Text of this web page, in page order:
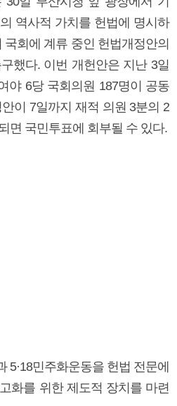
역사적 가치를 헌법에 명시하
국회에 계류 중인 헌법개정안의
했다. 이번 개헌안은 지난 3일
야 6당 국회의원 187명이 공동
이 7일까지 재적 의원 3분의 2
면 국민투표에 회부될 수 있다.
5·18민주화운동을 헌법 전문에
화를 위한 제도적 장치를 마련